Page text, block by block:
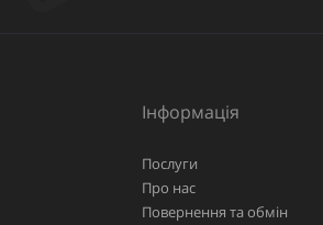
Інформація
Послуги
Про нас
Повернення та обмін